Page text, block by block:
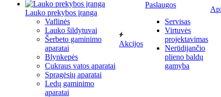
Lauko prekybos įranga
Vaflinės
Lauko šildytuvai
Šerbeto gaminimo
aparatai
Blynkepės
Cukraus vatos aparatai
Spragėsių aparatai
Ledų gaminimo
aparatai
Akcijos
Paslaugos
Servisas
Virtuvės
projektavimas
Nerūdijančio
plieno baldų
gamyba